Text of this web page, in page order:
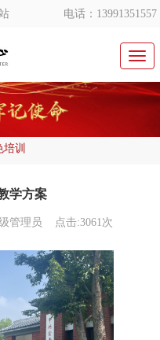
电话：13991351557
切
换
导
航
训
学方案
管理员 点击:3061次